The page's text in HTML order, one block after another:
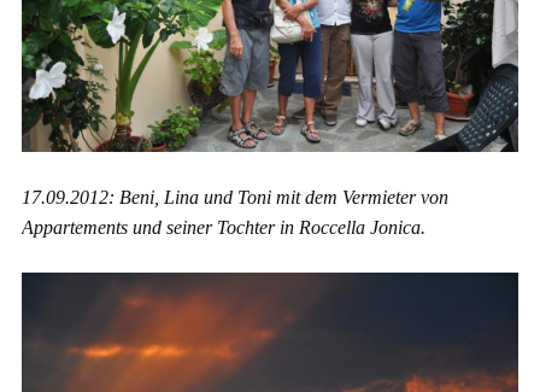
17.09.2012: Beni, Lina und Toni mit dem Vermieter von
Appartements und seiner Tochter in Roccella Jonica.